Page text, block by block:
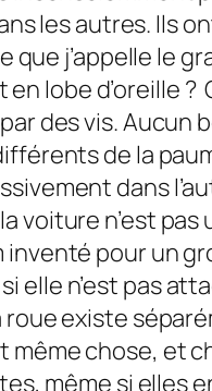
les autres. Ils
j’appelle le
lobe d’oreille
des vis. Aucun
de la
dans
n’est pas
pour un
elle n’est pas
existe
même chose,
même si elles